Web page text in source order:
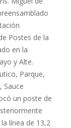
Postes de la
en la
y Alte.
Parque,
Sauce
un poste de
línea de 13,2